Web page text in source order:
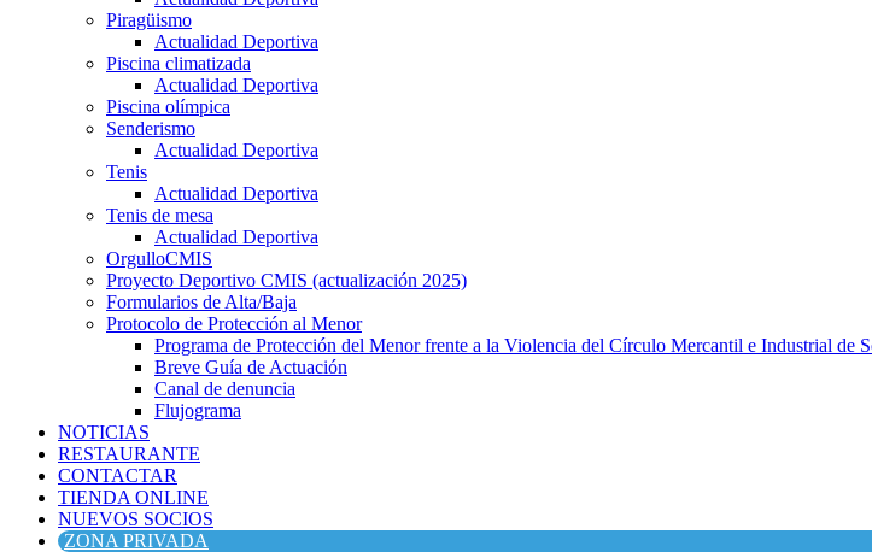
Piragüismo
Actualidad Deportiva
Piscina climatizada
Actualidad Deportiva
Piscina olímpica
Senderismo
Actualidad Deportiva
Tenis
Actualidad Deportiva
Tenis de mesa
Actualidad Deportiva
OrgulloCMIS
Proyecto Deportivo CMIS (actualización 2025)
Formularios de Alta/Baja
Protocolo de Protección al Menor
Programa de Protección del Menor frente a la Violencia del Círculo Mercantil e Industrial de
Breve Guía de Actuación
Canal de denuncia
Flujograma
NOTICIAS
RESTAURANTE
CONTACTAR
TIENDA ONLINE
NUEVOS SOCIOS
ZONA PRIVADA